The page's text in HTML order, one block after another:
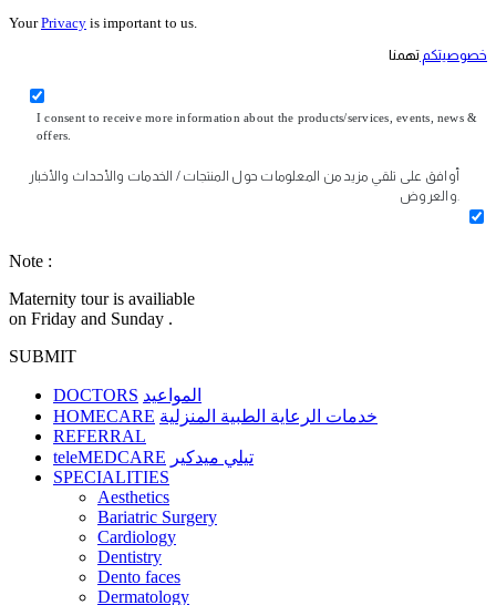
YourPrivacy is important to us.
خصوصيتكم تهمنا
I consent to receive more information about the products/services, events, news &
offers.
أوافق على تلقي مزيد من المعلومات حول المنتجات / الخدمات والأحداث والأخبار
والعروض.
Note :
Maternity tour is availiable
on Friday and Sunday .
SUBMIT
DOCTORS المواعيد
HOMECARE خدمات الرعاية الطبية المنزلية
REFERRAL
teleMEDCARE تيلي ميدكير
SPECIALITIES
Aesthetics
Bariatric Surgery
Cardiology
Dentistry
Dento faces
Dermatology